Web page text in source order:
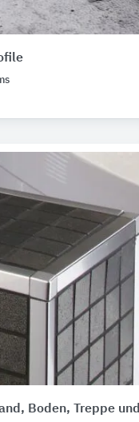
Boden, Treppe und